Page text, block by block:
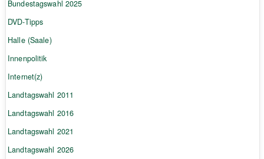
Bundestagswahl 2025
DVD-Tipps
Halle (Saale)
Innenpolitik
Internet(z)
Landtagswahl 2011
Landtagswahl 2016
Landtagswahl 2021
Landtagswahl 2026